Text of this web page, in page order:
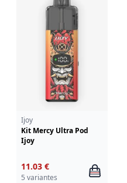
Ijoy
Kit Mercy Ultra Pod
Ijoy
11.03 €
5 variantes